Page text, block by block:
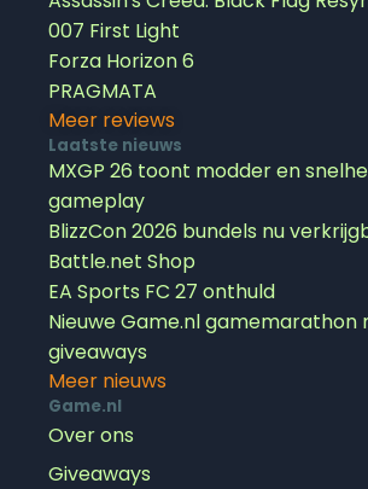
007 First Light
Forza Horizon 6
PRAGMATA
Meer reviews
Laatste nieuws
MXGP 26 toont modder en
gameplay
BlizzCon 2026 bundels nu
Battle.net Shop
EA Sports FC 27 onthuld
Nieuwe Game.nl gamemarathon
giveaways
Meer nieuws
Game.nl
Over ons
Giveaways